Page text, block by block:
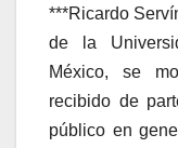
***Ricardo
de la
México, se
recibido de
público en